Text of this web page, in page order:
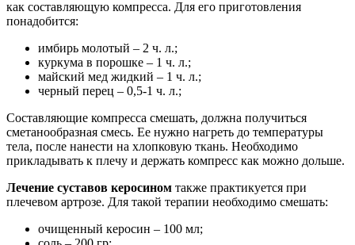
как составляющую компресса. Для его приготовления
понадобится:
имбирь молотый – 2 ч. л.;
куркума в порошке – 1 ч. л.;
майский мед жидкий – 1 ч. л.;
черный перец – 0,5-1 ч. л.;
Составляющие компресса смешать, должна получиться
сметанообразная смесь. Ее нужно нагреть до температуры
тела, после нанести на хлопковую ткань. Необходимо
прикладывать к плечу и держать компресс как можно дольше.
Лечение суставов керосином также практикуется при
плечевом артрозе. Для такой терапии необходимо смешать:
очищенный керосин – 100 мл;